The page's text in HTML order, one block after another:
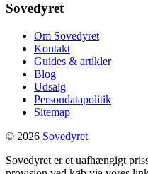
Sovedyret
Om Sovedyret
Kontakt
Guides & artikler
Blog
Udsalg
Persondatapolitik
Sitemap
© 2026 Sovedyret
Sovedyret er et uafhængigt